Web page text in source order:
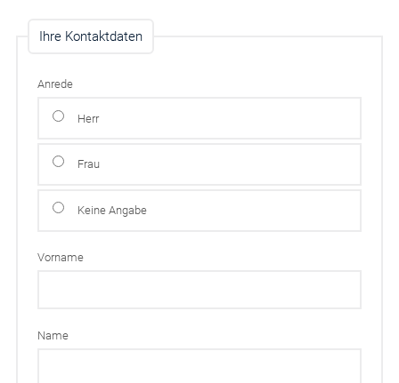
Ihre Kontaktdaten
Anrede
Herr
Frau
Keine Angabe
Vorname
Name